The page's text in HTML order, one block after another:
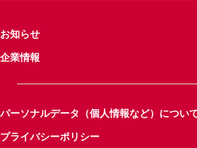
お知らせ
企業情報
パーソナルデータ（個人情報など）につい
プライバシーポリシー